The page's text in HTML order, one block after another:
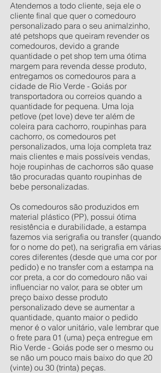
Atendemos a todo cliente, seja ele o
cliente final que quer o comedouro
personalizado para o seu animalzinho,
até petshops que queiram revender os
comedouros, devido a grande
quantidade o pet shop tem uma ótima
margem para revenda desse produto,
entregamos os comedouros para a
cidade de Rio Verde - Goiás por
transportadora ou correios quando a
quantidade for pequena. Uma loja
petlove (pet love) deve ter além de
coleira para cachorro, roupinhas para
cachorro, os comedouros pet
personalizados, uma loja completa traz
mais clientes e mais possíveis vendas,
hoje roupinhas de cachorros são quase
tão procuradas quanto roupinhas de
bebe personalizadas.
Os comedouros são produzidos em
material plástico (PP), possui ótima
resistência e durabilidade, a estampa
fazemos via serigrafia ou transfer (quando
for o nome do pet), na serigrafia em várias
cores diferentes (desde que uma cor por
pedido) e no transfer com a estampa na
cor preta, a cor do comedouro não vai
influenciar no valor, para se obter um
preço baixo desse produto
personalizado deve se aumentar a
quantidade, quanto maior o pedido
menor é o valor unitário, vale lembrar que
o frete para 01 (uma) peça entregue em
Rio Verde - Goiás pode ser o mesmo ou
se não um pouco mais baixo do que 20
(vinte) ou 30 (trinta) peças.